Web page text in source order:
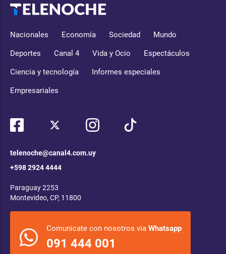
Nacionales Economía Sociedad Mundo
Deportes Canal 4 Vida y Ocio Espectáculos
Ciencia y tecnología Informes especiales
Empresariales
telenoche@canal4.com.uy
+598 2924 4444
Paraguay 2253
Montevideo, CP, 11800
Comunicate con nosotros via Whatsapp
091 444 001